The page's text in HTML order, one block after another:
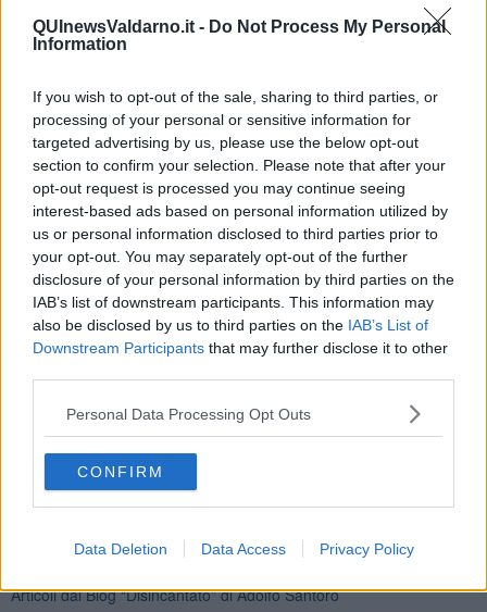
QUInewsValdarno.it - Do Not Process My Personal
Information
If you wish to opt-out of the sale, sharing to third parties, or
processing of your personal or sensitive information for
targeted advertising by us, please use the below opt-out
section to confirm your selection. Please note that after your
opt-out request is processed you may continue seeing
interest-based ads based on personal information utilized by
us or personal information disclosed to third parties prior to
your opt-out. You may separately opt-out of the further
disclosure of your personal information by third parties on the
IAB’s list of downstream participants. This information may
also be disclosed by us to third parties on the IAB’s List of
Downstream Participants that may further disclose it to other
Personal Data Processing Opt Outs
CONFIRM
Data Deletion Data Access Privacy Policy
taglio di un bosco per la costruzione di una strada e di un cantiere
legato al progetto dell'Alta Velocità (TAV). Il sindaco di Vicenza si è
schierato in difesa dei boschi, chiedendo di fermare i lavori e di
composti chimici (PFAS) scaricate dalle industrie venete nelle falde
idriche, non fa più scommesse sul progresso veloce: non cerca la
gloria, ma il rispetto per la Vita!
Adolfo Santoro
Adolfo Santoro
© Riproduzione riservata
Newsletter QUInews - ToscanaMedia.Arriva gratis tutti i giorni
alle 20:00 direttamente nella tua casella di posta.
Basta cliccareQUI
Ti potrebbe interessare anche:
​I bulli vanno isolati
Trump soffre, la Corte dell'Aia è viva
Articoli dal Blog “Disincantato” di Adolfo Santoro